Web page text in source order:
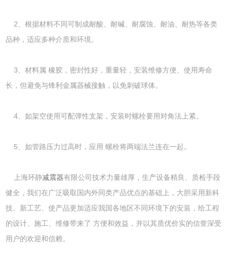
2、根据材料不同可制成耐酸、耐碱、耐腐蚀、耐油、耐热等各类
品种，适应多种介质和环境。
3、材料属 橡胶，密封性好，重量轻，安装维修方便、使用寿命
长，但避免与锋利金属器械接触，以免刺破球体。
4、如架空使用可配弹性支架，安装时螺栓要用对角法上紧。
5、如管路压力过高时，应用 螺栓将两端法兰连在一起。
上海环静减震器有限公司技术力量雄厚，生产设备精良、质检手段
健全，我们在广泛吸取国内外同类产品优点的基础上，大胆采用新科
技、新工艺、使产品更加适应我国各地区不同环境下的安装，给工程
的设计、施工、维修带来了 方便和效益，并以其质优价实的信誉深受
用户的欢迎和信赖。